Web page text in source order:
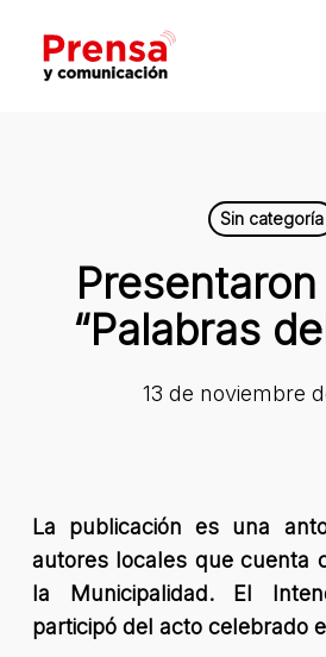
main
Sin categoría
“Palabras
13 de noviembre
La publicación es una
autores locales que cuenta
la Municipalidad. El
participó del acto celebrado